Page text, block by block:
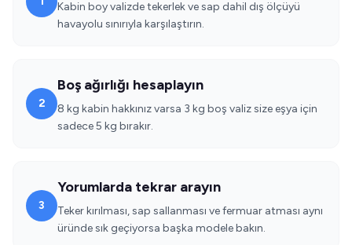
Kabin boy valizde tekerlek ve sap dahil dış ölçüyü
havayolu sınırıyla karşılaştırın.
2
Boş ağırlığı hesaplayın
8 kg kabin hakkınız varsa 3 kg boş valiz size eşya için
sadece 5 kg bırakır.
3
Yorumlarda tekrar arayın
Teker kırılması, sap sallanması ve fermuar atması aynı
üründe sık geçiyorsa başka modele bakın.